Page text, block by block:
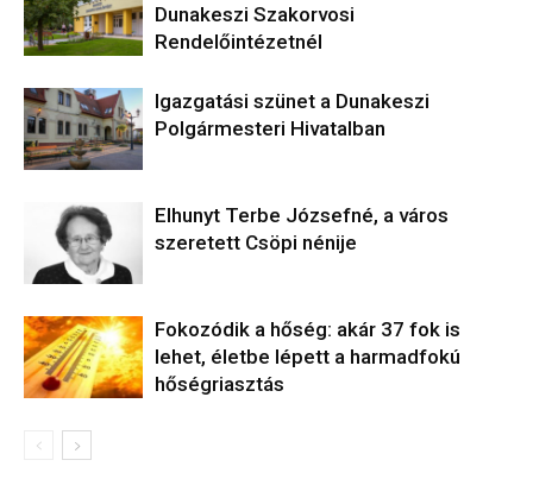
Dunakeszi Szakorvosi
Rendelőintézetnél
Igazgatási szünet a Dunakeszi
Polgármesteri Hivatalban
Elhunyt Terbe Józsefné, a város
szeretett Csöpi nénije
Fokozódik a hőség: akár 37 fok is
lehet, életbe lépett a harmadfokú
hőségriasztás